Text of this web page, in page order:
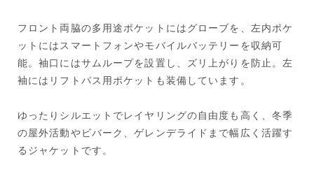
フロント両脇の多用途ポケットにはグローブを、左内ポケ
ットにはスマートフォンやモバイルバッテリーを収納可
能。袖口にはサムループを設置し、ズリ上がりを防止。左
袖にはリフトパス用ポケットも装備しています。
ゆったりシルエットでレイヤリングの自由度も高く、冬季
の屋外活動やビバーク、ゲレンデライドまで幅広く活躍す
るジャケットです。